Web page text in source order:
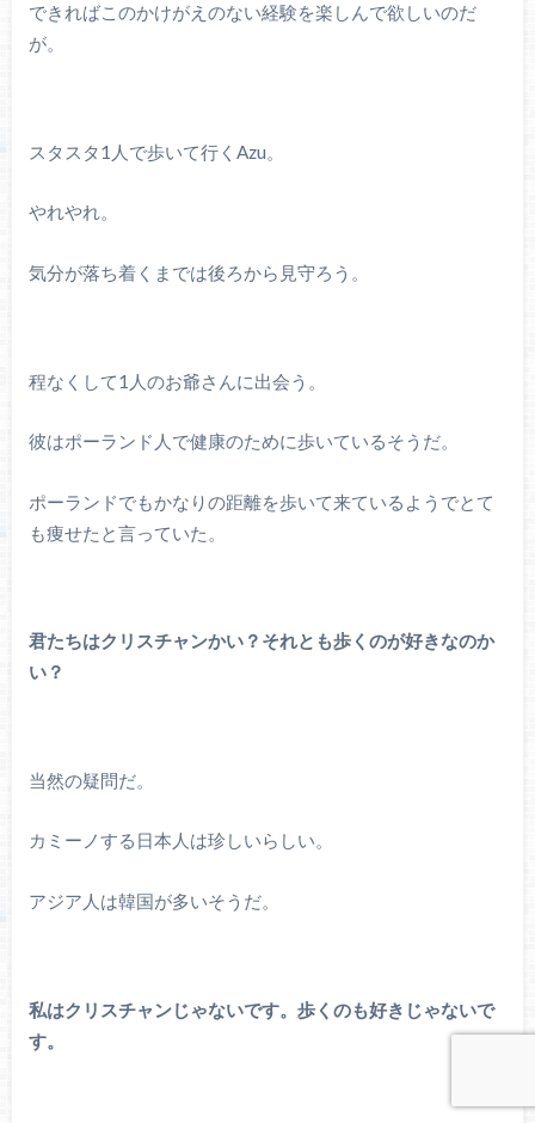
できればこのかけがえのない経験を楽しんで欲しいのだ
が。
スタスタ1人で歩いて行くAzu。
やれやれ。
気分が落ち着くまでは後ろから見守ろう。
程なくして1人のお爺さんに出会う。
彼はポーランド人で健康のために歩いているそうだ。
ポーランドでもかなりの距離を歩いて来ているようでとて
も痩せたと言っていた。
君たちはクリスチャンかい？それとも歩くのが好きなのか
い？
当然の疑問だ。
カミーノする日本人は珍しいらしい。
アジア人は韓国が多いそうだ。
私はクリスチャンじゃないです。歩くのも好きじゃないで
す。